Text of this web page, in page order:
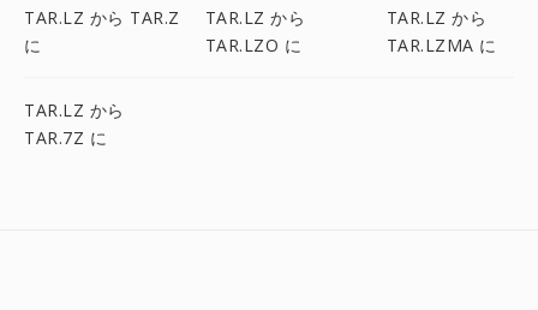
TAR.LZ から TAR.Z
に
TAR.LZ から
TAR.LZO に
TAR.LZ から
TAR.LZMA に
TAR.LZ から
TAR.7Z に